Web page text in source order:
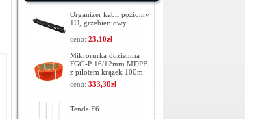
Organizer kabli poziomy
1U, grzebieniowy
cena: 23,10zł
Mikrorurka doziemna
FGG-P 16/12mm MDPE
z pilotem krążek 100m
cena: 333,30zł
Tenda F6